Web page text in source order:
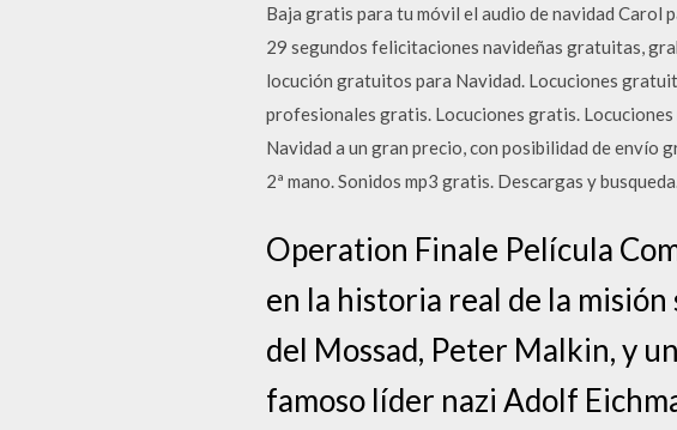
Baja gratis para tu móvil el audio de navidad Carol
29 segundos felicitaciones navideñas gratuitas,
locución gratuitos para Navidad. Locuciones
profesionales gratis. Locuciones gratis.
Navidad a un gran precio, con posibilidad de envío
2ª mano. Sonidos mp3 gratis. Descargas y
Operation Finale Película
en la historia real de la
del Mossad, Peter Malkin, y
famoso líder nazi Adolf